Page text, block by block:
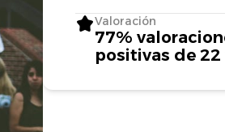
Valoración
77%
positivas de